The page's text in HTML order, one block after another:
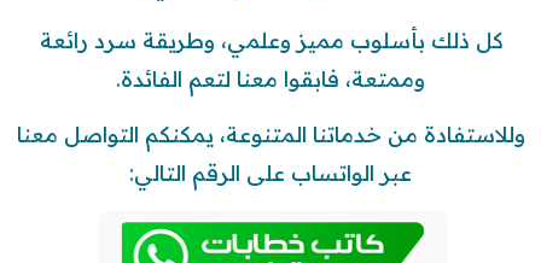
كل ذلك بأسلوب مميز وعلمي، وطريقة سرد رائعة
وممتعة، فابقوا معنا لتعم الفائدة.
وللاستفادة من خدماتنا المتنوعة، يمكنكم التواصل معنا
عبر الواتساب على الرقم التالي: